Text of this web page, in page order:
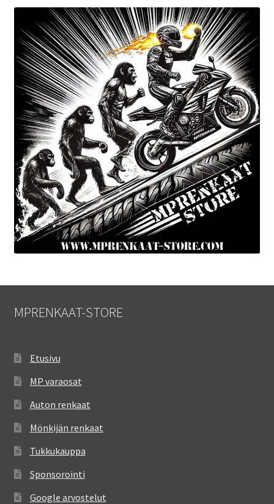
MPRENKAAT-STORE
Etusivu
MP varaosat
Auton renkaat
Mönkijän renkaat
Tukkukauppa
Sponsorointi
Google arvostelut